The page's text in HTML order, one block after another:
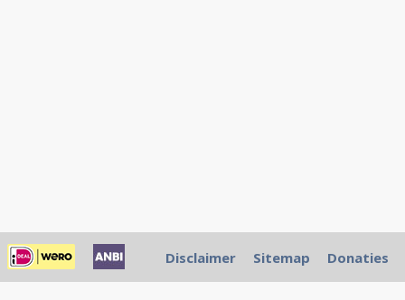
Disclaimer Sitemap Donaties